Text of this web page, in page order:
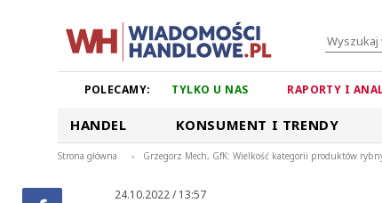
POLECAMY: TYLKO U NAS RAPORTY I
HANDEL KONSUMENT I TRENDY
Strona główna > Grzegorz Mech, GfK: Wielkość kategorii produktów
24.10.2022 / 13:57